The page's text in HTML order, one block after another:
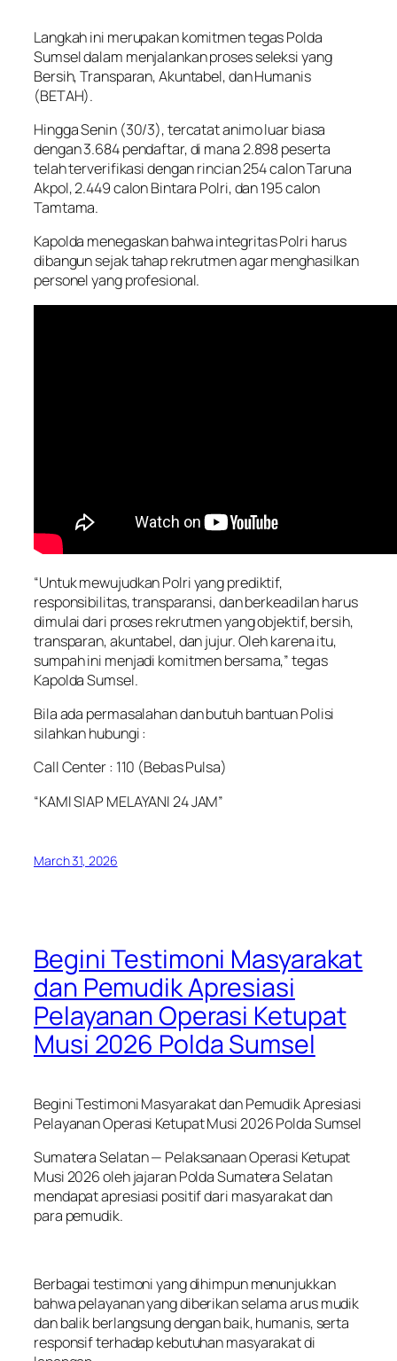
Langkah ini merupakan komitmen tegas Polda
Sumsel dalam menjalankan proses seleksi yang
Bersih, Transparan, Akuntabel, dan Humanis
(BETAH).
Hingga Senin (30/3), tercatat animo luar biasa
dengan 3.684 pendaftar, di mana 2.898 peserta
telah terverifikasi dengan rincian 254 calon Taruna
Akpol, 2.449 calon Bintara Polri, dan 195 calon
Tamtama.
Kapolda menegaskan bahwa integritas Polri harus
dibangun sejak tahap rekrutmen agar menghasilkan
personel yang profesional.
“Untuk mewujudkan Polri yang prediktif,
responsibilitas, transparansi, dan berkeadilan harus
dimulai dari proses rekrutmen yang objektif, bersih,
transparan, akuntabel, dan jujur. Oleh karena itu,
sumpah ini menjadi komitmen bersama,” tegas
Kapolda Sumsel.
Bila ada permasalahan dan butuh bantuan Polisi
silahkan hubungi :
Call Center : 110 (Bebas Pulsa)
“KAMI SIAP MELAYANI 24 JAM”
March 31, 2026
Begini Testimoni Masyarakat
dan Pemudik Apresiasi
Pelayanan Operasi Ketupat
Musi 2026 Polda Sumsel
Begini Testimoni Masyarakat dan Pemudik Apresiasi
Pelayanan Operasi Ketupat Musi 2026 Polda Sumsel
Sumatera Selatan — Pelaksanaan Operasi Ketupat
Musi 2026 oleh jajaran Polda Sumatera Selatan
mendapat apresiasi positif dari masyarakat dan
para pemudik.
Berbagai testimoni yang dihimpun menunjukkan
bahwa pelayanan yang diberikan selama arus mudik
dan balik berlangsung dengan baik, humanis, serta
responsif terhadap kebutuhan masyarakat di